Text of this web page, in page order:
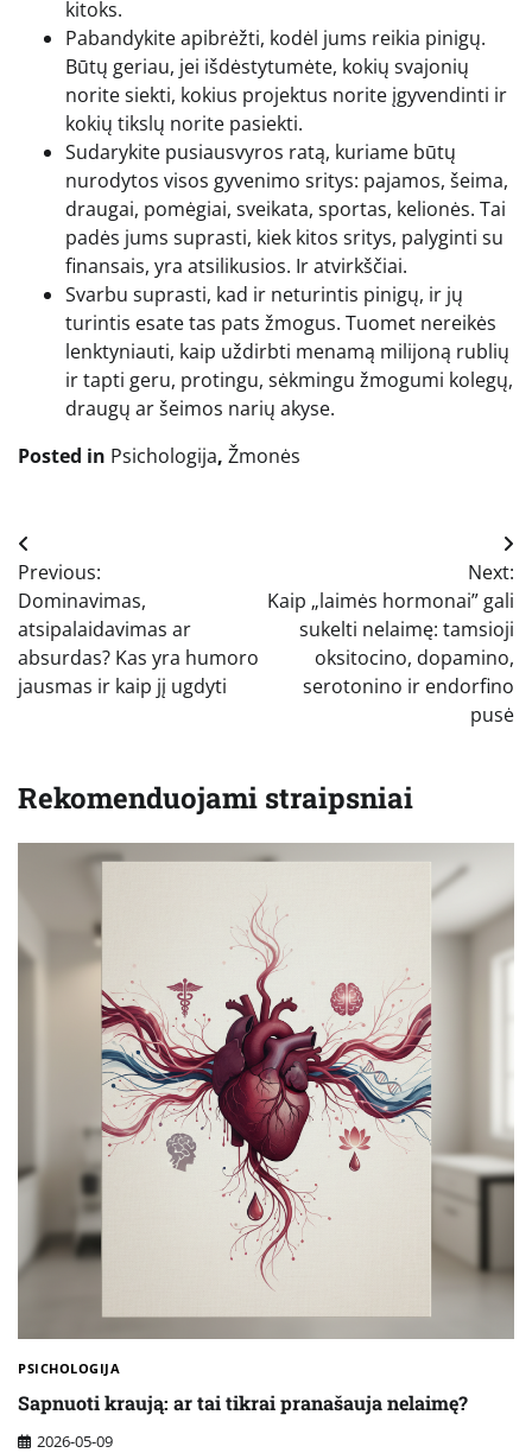
kitoks.
Pabandykite apibrėžti, kodėl jums reikia pinigų.
Būtų geriau, jei išdėstytumėte, kokių svajonių
norite siekti, kokius projektus norite įgyvendinti ir
kokių tikslų norite pasiekti.
Sudarykite pusiausvyros ratą, kuriame būtų
nurodytos visos gyvenimo sritys: pajamos, šeima,
draugai, pomėgiai, sveikata, sportas, kelionės. Tai
padės jums suprasti, kiek kitos sritys, palyginti su
finansais, yra atsilikusios. Ir atvirkščiai.
Svarbu suprasti, kad ir neturintis pinigų, ir jų
turintis esate tas pats žmogus. Tuomet nereikės
lenktyniauti, kaip uždirbti menamą milijoną rublių
ir tapti geru, protingu, sėkmingu žmogumi kolegų,
draugų ar šeimos narių akyse.
Posted in Psichologija, Žmonės
Navigacija
tarp
įrašų
Previous:
Dominavimas,
atsipalaidavimas ar
absurdas? Kas yra humoro
jausmas ir kaip jį ugdyti
Next:
Kaip „laimės hormonai” gali
sukelti nelaimę: tamsioji
oksitocino, dopamino,
serotonino ir endorfino
pusė
Rekomenduojami straipsniai
PSICHOLOGIJA
Sapnuoti kraują: ar tai tikrai pranašauja nelaimę?
2026-05-09